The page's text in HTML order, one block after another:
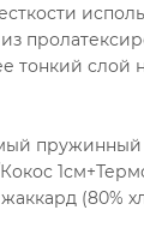
тонкий слой
пружинный
(80%